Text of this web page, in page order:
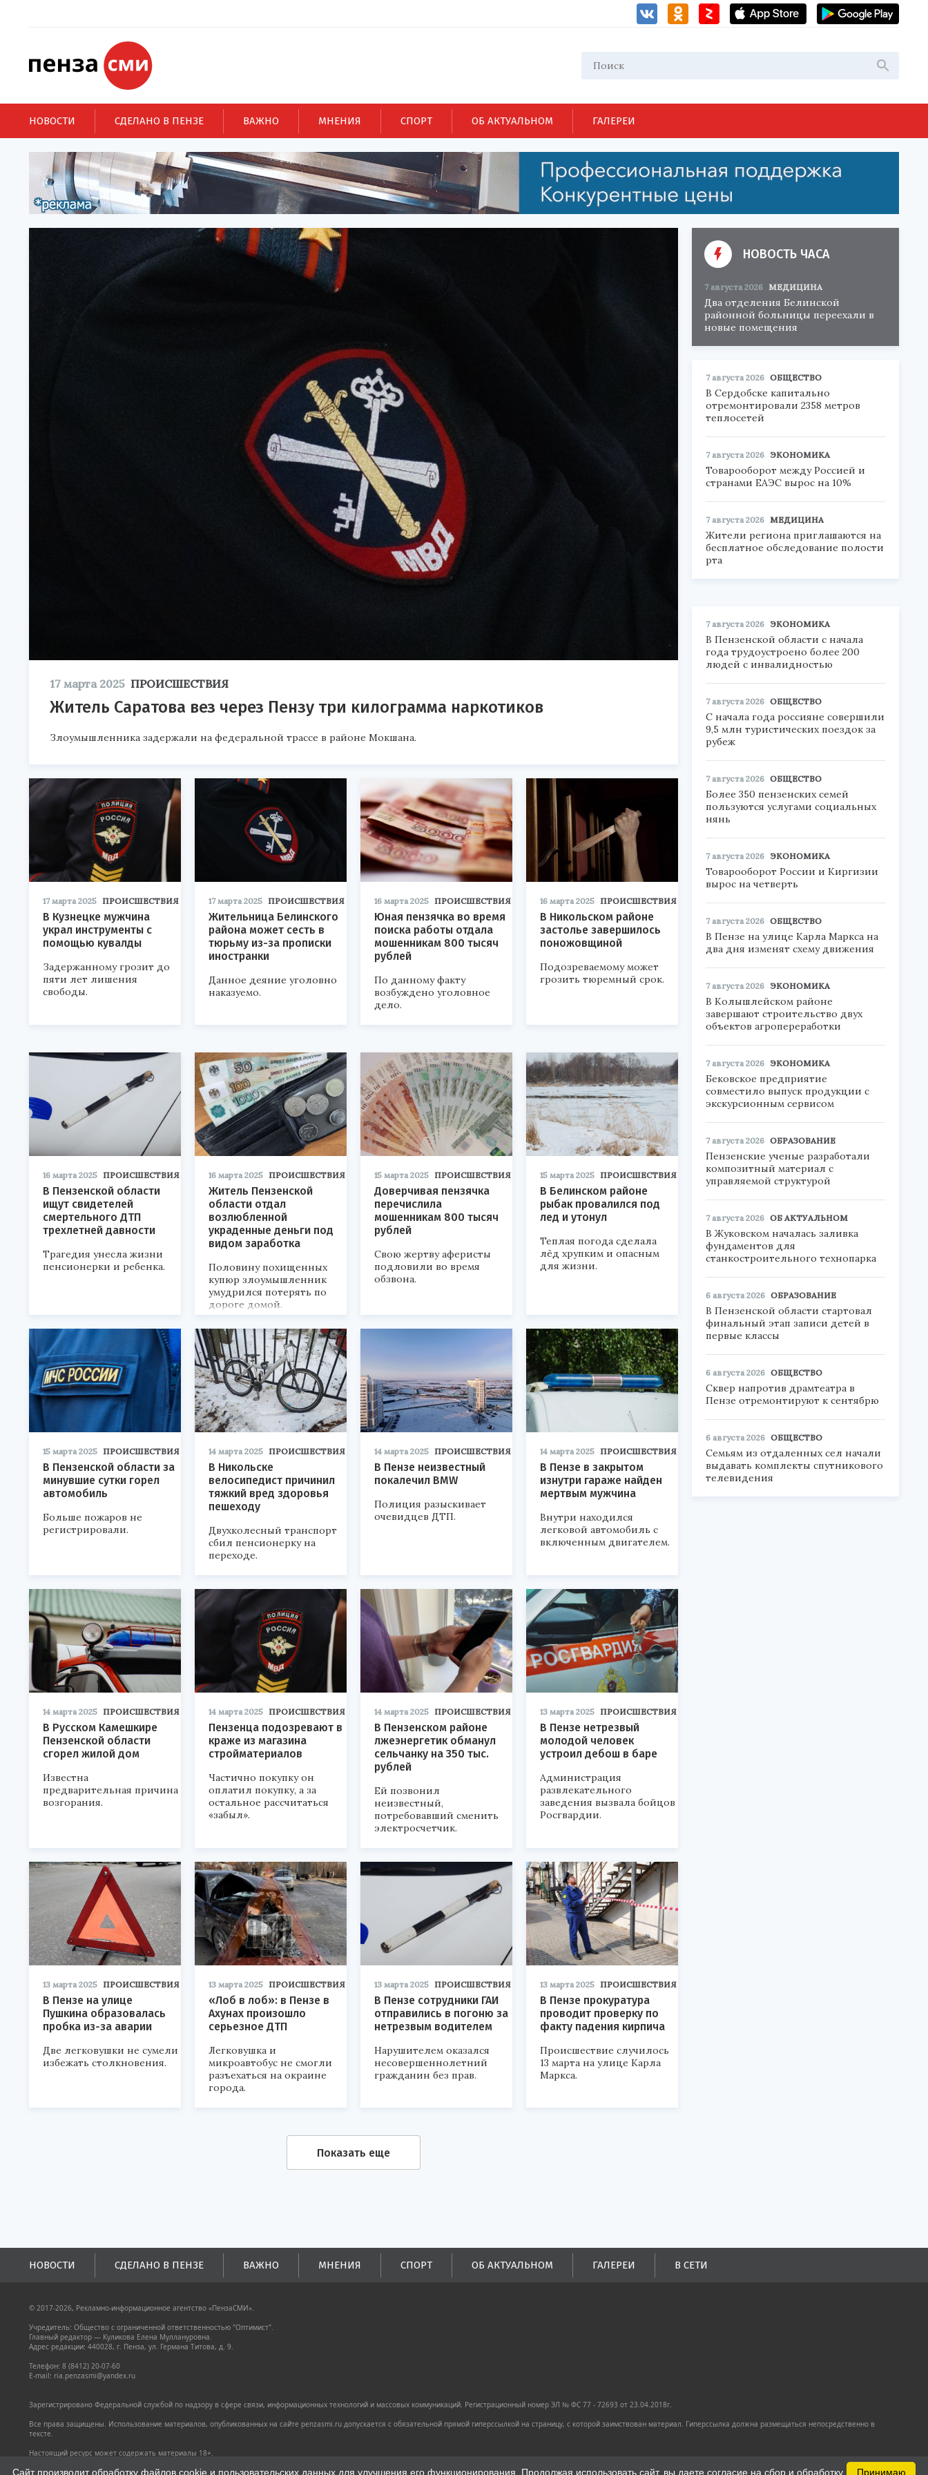
НОВОСТИ СДЕЛАНО В ПЕНЗЕ ВАЖНО МНЕНИЯ СПОРТ ОБ АКТУАЛЬНОМ ГАЛЕРЕИ
17 марта 2025 ПРОИСШЕСТВИЯ
Житель Саратова вез через Пензу три килограмма наркотиков
Злоумышленника задержали на федеральной трассе в районе Мокшана.
17 марта 2025 ПРОИСШЕСТВИЯ
В Кузнецке мужчина
украл инструменты с
помощью кувалды
Задержанному грозит до
пяти лет лишения
свободы.
17 марта 2025 ПРОИСШЕСТВИЯ
Жительница Белинского
района может сесть в
тюрьму из-за прописки
иностранки
Данное деяние уголовно
наказуемо.
16 марта 2025 ПРОИСШЕСТВИЯ
Юная пензячка во время
поиска работы отдала
мошенникам 800 тысяч
рублей
По данному факту
возбуждено уголовное
дело.
16 марта 2025 ПРОИСШЕСТВИЯ
В Никольском районе
застолье завершилось
поножовщиной
Подозреваемому может
грозить тюремный срок.
16 марта 2025 ПРОИСШЕСТВИЯ
В Пензенской области
ищут свидетелей
смертельного ДТП
трехлетней давности
Трагедия унесла жизни
пенсионерки и ребенка.
16 марта 2025 ПРОИСШЕСТВИЯ
Житель Пензенской
области отдал
возлюбленной
украденные деньги под
видом заработка
Половину похищенных
купюр злоумышленник
умудрился потерять по
дороге домой.
15 марта 2025 ПРОИСШЕСТВИЯ
Доверчивая пензячка
перечислила
мошенникам 800 тысяч
рублей
Свою жертву аферисты
подловили во время
обзвона.
15 марта 2025 ПРОИСШЕСТВИЯ
В Белинском районе
рыбак провалился под
лед и утонул
Теплая погода сделала
лёд хрупким и опасным
для жизни.
15 марта 2025 ПРОИСШЕСТВИЯ
В Пензенской области за
минувшие сутки горел
автомобиль
Больше пожаров не
регистрировали.
14 марта 2025 ПРОИСШЕСТВИЯ
В Никольске
велосипедист причинил
тяжкий вред здоровья
пешеходу
Двухколесный транспорт
сбил пенсионерку на
переходе.
14 марта 2025 ПРОИСШЕСТВИЯ
В Пензе неизвестный
покалечил BMW
Полиция разыскивает
очевидцев ДТП.
14 марта 2025 ПРОИСШЕСТВИЯ
В Пензе в закрытом
изнутри гараже найден
мертвым мужчина
Внутри находился
легковой автомобиль с
включенным двигателем.
14 марта 2025 ПРОИСШЕСТВИЯ
В Русском Камешкире
Пензенской области
сгорел жилой дом
Известна
предварительная причина
возгорания.
14 марта 2025 ПРОИСШЕСТВИЯ
Пензенца подозревают в
краже из магазина
стройматериалов
Частично покупку он
оплатил покупку, а за
остальное рассчитаться
«забыл».
14 марта 2025 ПРОИСШЕСТВИЯ
В Пензенском районе
лжеэнергетик обманул
сельчанку на 350 тыс.
рублей
Ей позвонил
неизвестный,
потребовавший сменить
электросчетчик.
13 марта 2025 ПРОИСШЕСТВИЯ
В Пензе нетрезвый
молодой человек
устроил дебош в баре
Администрация
развлекательного
заведения вызвала бойцов
Росгвардии.
13 марта 2025 ПРОИСШЕСТВИЯ
В Пензе на улице
Пушкина образовалась
пробка из-за аварии
Две легковушки не сумели
избежать столкновения.
13 марта 2025 ПРОИСШЕСТВИЯ
«Лоб в лоб»: в Пензе в
Ахунах произошло
серьезное ДТП
Легковушка и
микроавтобус не смогли
разъехаться на окраине
города.
13 марта 2025 ПРОИСШЕСТВИЯ
В Пензе сотрудники ГАИ
отправились в погоню за
нетрезвым водителем
Нарушителем оказался
несовершеннолетний
гражданин без прав.
13 марта 2025 ПРОИСШЕСТВИЯ
В Пензе прокуратура
проводит проверку по
факту падения кирпича
Происшествие случилось
13 марта на улице Карла
Маркса.
Показать еще
НОВОСТЬ ЧАСА
7 августа 2026 МЕДИЦИНА
Два отделения Белинской
районной больницы переехали в
новые помещения
7 августа 2026 ОБЩЕСТВО
В Сердобске капитально
отремонтировали 2358 метров
теплосетей
7 августа 2026 ЭКОНОМИКА
Товарооборот между Россией и
странами ЕАЭС вырос на 10%
7 августа 2026 МЕДИЦИНА
Жители региона приглашаются на
бесплатное обследование полости
рта
7 августа 2026 ЭКОНОМИКА
В Пензенской области с начала
года трудоустроено более 200
людей с инвалидностью
7 августа 2026 ОБЩЕСТВО
С начала года россияне совершили
9,5 млн туристических поездок за
рубеж
7 августа 2026 ОБЩЕСТВО
Более 350 пензенских семей
пользуются услугами социальных
нянь
7 августа 2026 ЭКОНОМИКА
Товарооборот России и Киргизии
вырос на четверть
7 августа 2026 ОБЩЕСТВО
В Пензе на улице Карла Маркса на
два дня изменят схему движения
7 августа 2026 ЭКОНОМИКА
В Колышлейском районе
завершают строительство двух
объектов агропереработки
7 августа 2026 ЭКОНОМИКА
Бековское предприятие
совместило выпуск продукции с
экскурсионным сервисом
7 августа 2026 ОБРАЗОВАНИЕ
Пензенские ученые разработали
композитный материал с
управляемой структурой
7 августа 2026 ОБ АКТУАЛЬНОМ
В Жуковском началась заливка
фундаментов для
станкостроительного технопарка
6 августа 2026 ОБРАЗОВАНИЕ
В Пензенской области стартовал
финальный этап записи детей в
первые классы
6 августа 2026 ОБЩЕСТВО
Сквер напротив драмтеатра в
Пензе отремонтируют к сентябрю
6 августа 2026 ОБЩЕСТВО
Семьям из отдаленных сел начали
выдавать комплекты спутникового
телевидения
НОВОСТИ СДЕЛАНО В ПЕНЗЕ ВАЖНО МНЕНИЯ СПОРТ ОБ АКТУАЛЬНОМ ГАЛЕРЕИ В СЕТИ
© 2017-2026, Рекламно-информационное агентство «ПензаСМИ».
Учредитель: Общество с ограниченной ответственностью "Оптимист".
Главный редактор — Куликова Елена Муллануровна.
Адрес редакции: 440028, г. Пенза, ул. Германа Титова, д. 9.
Телефон: 8 (8412) 20-07-60
E-mail: ria.penzasmi@yandex.ru
Зарегистрировано Федеральной службой по надзору в сфере связи, информационных технологий и массовых коммуникаций. Регистрационный номер ЭЛ № ФС 77 - 72693 от 23.04.2018г.
Все права защищены. Использование материалов, опубликованных на сайте penzasmi.ru допускается с обязательной прямой гиперссылкой на страницу, с которой заимствован материал. Гиперссылка должна размещаться непосредственно в
тексте.
Настоящий ресурс может содержать материалы 18+.
Принимаю
Сайт производит обработку файлов cookie и пользовательских данных для улучшения его функционирования. Продолжая использовать сайт, вы даете согласие на сбор и обработку